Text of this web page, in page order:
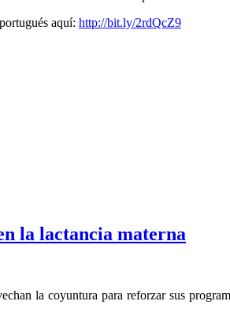
aquí: http://bit.ly/2rdQcZ9
la lactancia materna
la coyuntura para reforzar sus